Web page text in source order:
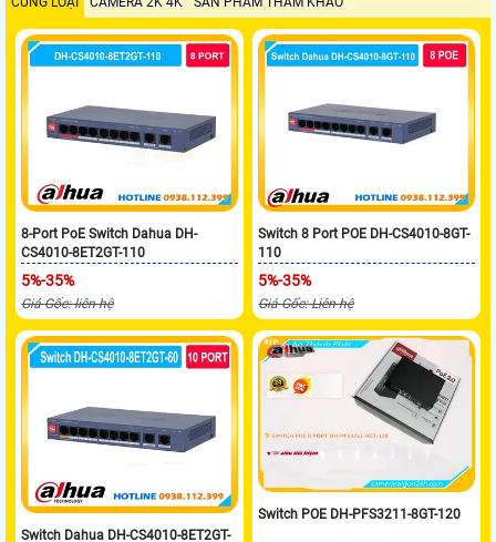
8-Port PoE Switch Dahua DH-
CS4010-8ET2GT-110
5%-35%
Giá Gốc: liên hệ
Switch 8 Port POE DH-CS4010-8GT-
110
5%-35%
Giá Gốc: Liên hệ
Switch Dahua DH-CS4010-8ET2GT-
Switch POE DH-PFS3211-8GT-120